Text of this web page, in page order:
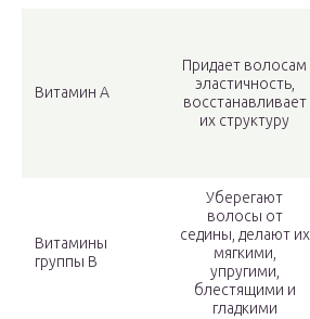
Витамин А
Придает волосам
эластичность,
восстанавливает
их структуру
Витамины
группы В
Уберегают
волосы от
седины, делают их
мягкими,
упругими,
блестящими и
гладкими